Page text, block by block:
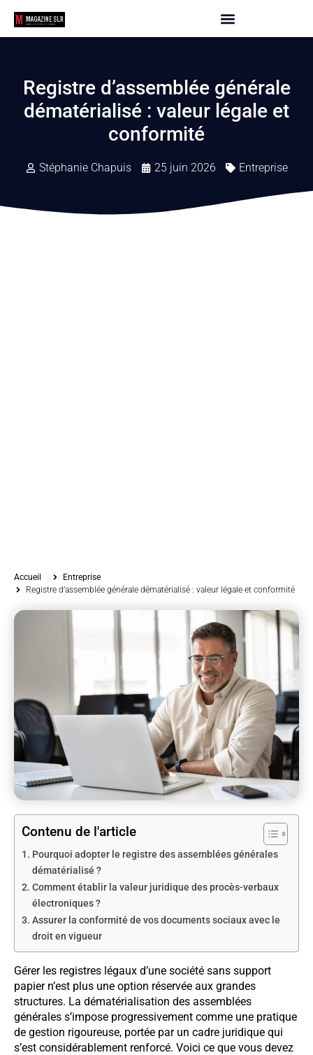
Registre d’assemblée générale
dématérialisé : valeur légale et
conformité
Stéphanie Chapuis 25 juin 2026 Entreprise
Accueil
Entreprise
Registre d’assemblée générale dématérialisé : valeur légale et conformité
Contenu de l'article
Pourquoi adopter le registre des assemblées générales
dématérialisé ?
Comment établir la valeur juridique des procès-verbaux
électroniques ?
Assurer la conformité de vos documents sociaux avec le
droit en vigueur
Gérer les registres légaux d’une société sans support
papier n’est plus une option réservée aux grandes
structures. La dématérialisation des assemblées
générales s’impose progressivement comme une pratique
de gestion rigoureuse, portée par un cadre juridique qui
s’est considérablement renforcé. Voici ce que vous devez